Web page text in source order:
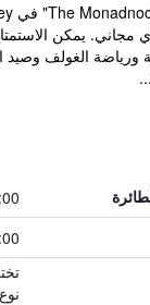
مجاني. يمكن
ورياضة الغولف وصيد